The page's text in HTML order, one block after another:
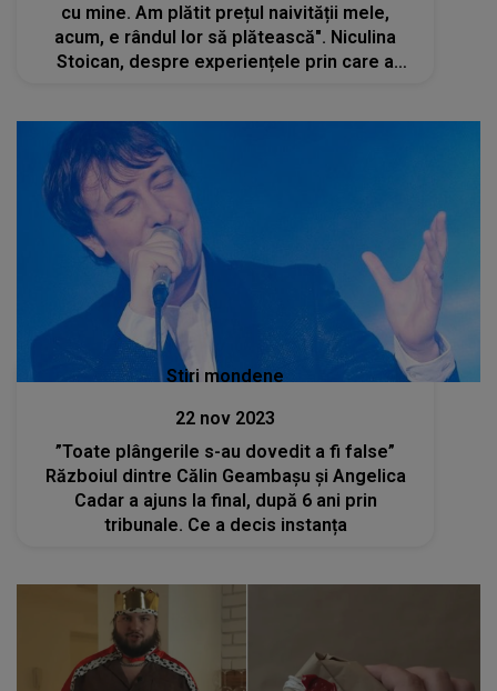
cu mine. Am plătit prețul naivității mele,
acum, e rândul lor să plătească". Niculina
Stoican, despre experiențele prin care a
Stiri mondene
22 nov 2023
”Toate plângerile s-au dovedit a fi false”
Războiul dintre Călin Geambașu și Angelica
Cadar a ajuns la final, după 6 ani prin
tribunale. Ce a decis instanța